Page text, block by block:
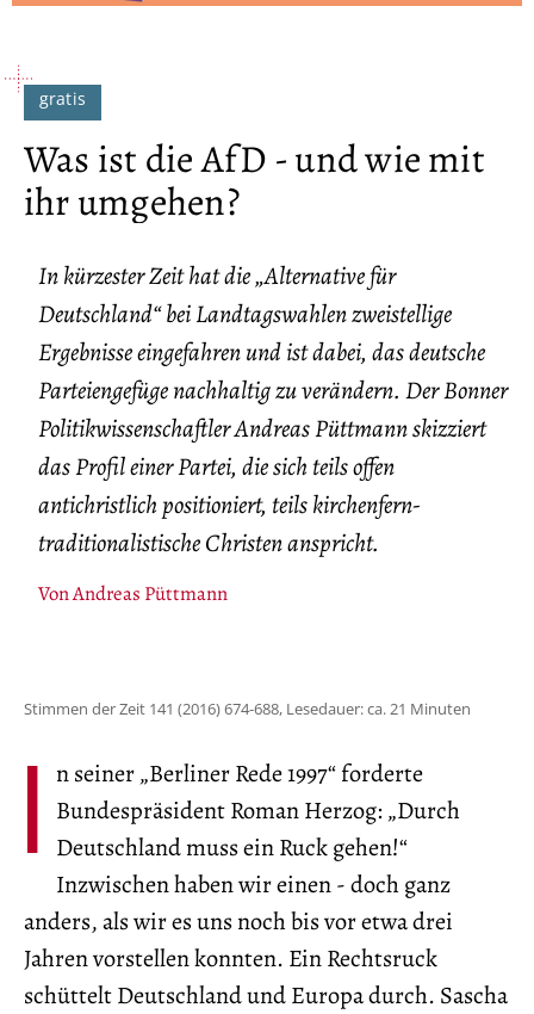
Was ist die AfD - und wie mit
ihr umgehen?
In kürzester Zeit hat die „Alternative für
Deutschland“ bei Landtagswahlen zweistellige
Ergebnisse eingefahren und ist dabei, das deutsche
Parteiengefüge nachhaltig zu verändern. Der Bonner
Politikwissenschaftler Andreas Püttmann skizziert
das Profil einer Partei, die sich teils offen
antichristlich positioniert, teils kirchenfern-
traditionalistische Christen anspricht.
VonAndreas Püttmann
Stimmen der Zeit 141 (2016) 674-688, Lesedauer: ca. 21 Minuten
I n seiner „Berliner Rede 1997“ forderte
Bundespräsident Roman Herzog: „Durch
Deutschland muss ein Ruck gehen!“
Inzwischen haben wir einen - doch ganz
anders, als wir es uns noch bis vor etwa drei
Jahren vorstellen konnten. Ein Rechtsruck
schüttelt Deutschland und Europa durch. Sascha